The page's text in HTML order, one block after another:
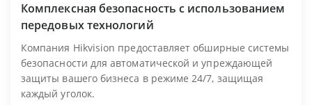
Комплексная безопасность с использованием
передовых технологий
Компания Hikvision предоставляет обширные системы
безопасности для автоматической и упреждающей
защиты вашего бизнеса в режиме 24/7, защищая
каждый уголок.